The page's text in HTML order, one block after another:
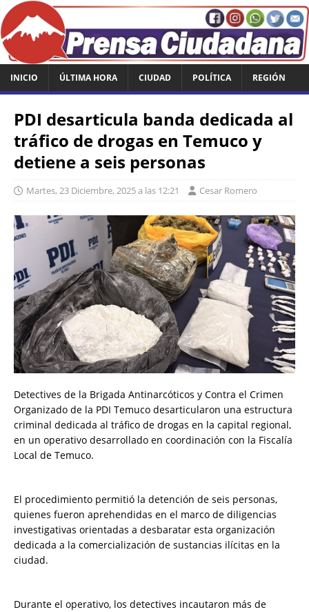
INICIO ÚLTIMA HORA CIUDAD POLÍTICA REGIÓN
PDI desarticula banda dedicada al
tráfico de drogas en Temuco y
detiene a seis personas
Martes, 23 Diciembre, 2025 a las 12:21 Cesar Romero
Detectives de la Brigada Antinarcóticos y Contra el Crimen
Organizado de la PDI Temuco desarticularon una estructura
criminal dedicada al tráfico de drogas en la capital regional,
en un operativo desarrollado en coordinación con la Fiscalía
Local de Temuco.
El procedimiento permitió la detención de seis personas,
quienes fueron aprehendidas en el marco de diligencias
investigativas orientadas a desbaratar esta organización
dedicada a la comercialización de sustancias ilícitas en la
ciudad.
Durante el operativo, los detectives incautaron más de